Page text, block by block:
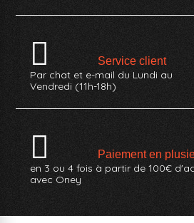
Service client
Par chat et e-mail du Lundi au
Vendredi (11h-18h)
Paiement en
en 3 ou 4 fois à partir de 100€
avec Oney